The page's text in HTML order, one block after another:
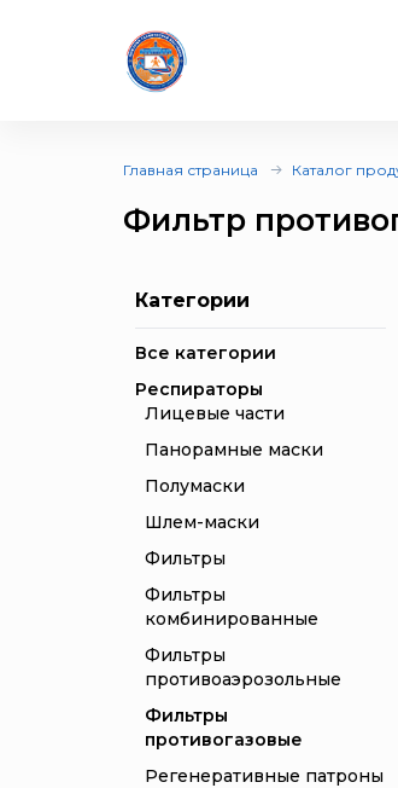
Главная страница Каталог
Фильтр
Категории
Все категории
Респираторы
Лицевые части
Панорамные маски
Полумаски
Шлем-маски
Фильтры
Фильтры
комбинированные
Фильтры
противоаэрозольные
Фильтры
противогазовые
Регенеративные патроны